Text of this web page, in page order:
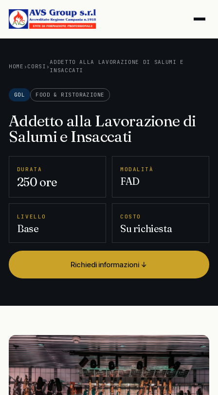
HOME › CORSI ›
ADDETTO ALLA LAVORAZIONE DI SALUMI E
INSACCATI
GOL FOOD & RISTORAZIONE
Addetto alla Lavorazione di
Salumi e Insaccati
DURATA
250 ore
MODALITÀ
FAD
LIVELLO
Base
COSTO
Su richiesta
Richiedi informazioni ↓